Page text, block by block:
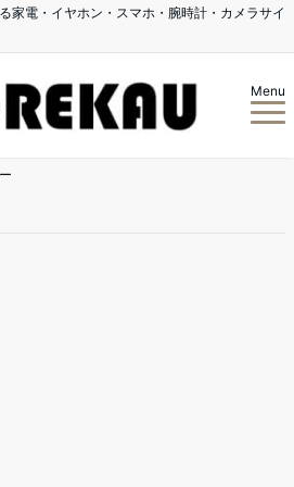
家電・イヤホン・スマホ・腕時計・カメラサイ
Menu